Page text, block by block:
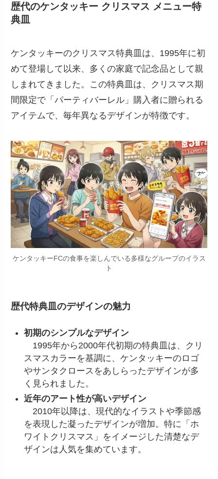
歴代のケンタッキー クリスマス メニュー特
典皿
ケンタッキーのクリスマス特典皿は、1995年に初
めて登場して以来、多くの家庭で記念品として親
しまれてきました。この特典皿は、クリスマス期
間限定で「パーティバーレル」購入者に贈られる
アイテムで、毎年異なるデザインが特徴です。
ケンタッキーFCの食事を楽しんでいる多様なグループのイラス
ト
歴代特典皿のデザインの魅力
初期のシンプルなデザイン
1995年から2000年代初期の特典皿は、クリ
スマスカラーを基調に、ケンタッキーのロゴ
やサンタクロースをあしらったデザインが多
く見られました。
近年のアート性が高いデザイン
2010年以降は、現代的なイラストや季節感
を表現した凝ったデザインが増加。特に「ホ
ワイトクリスマス」をイメージした清楚なデ
ザインは人気を集めています。